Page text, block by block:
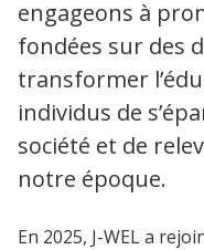
engageons à
fondées sur des
transformer
individus de
société et de
notre époque.
En 2025, J-WEL a